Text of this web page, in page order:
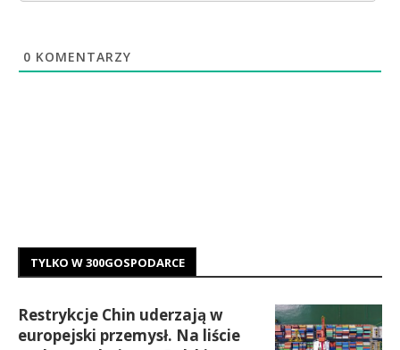
0 KOMENTARZY
TYLKO W 300GOSPODARCE
Restrykcje Chin uderzają w
europejski przemysł. Na liście